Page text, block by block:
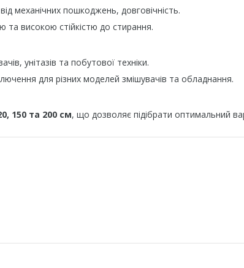
механічних пошкоджень, довговічність.
та високою стійкістю до стирання.
унітазів та побутової техніки.
для різних моделей змішувачів та обладнання.
150 та 200 см, що дозволяє підібрати оптимальний